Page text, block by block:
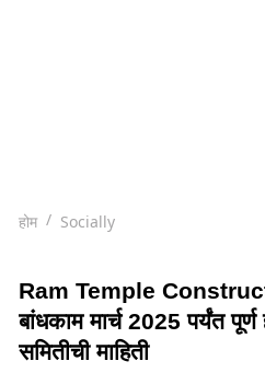
होम Socially
Ram Temple
बांधकाम मार्च 2025 पर्यंत पूर्ण
समितीची माहिती